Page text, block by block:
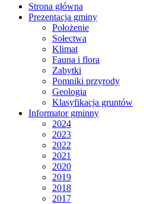
Strona główna
Prezentacja gminy
Położenie
Sołectwa
Klimat
Fauna i flora
Zabytki
Pomniki przyrody
Geologia
Klasyfikacja gruntów
Informator gminny
2024
2023
2022
2021
2020
2019
2018
2017